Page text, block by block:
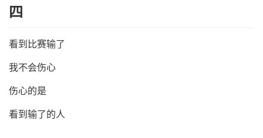
四
看到比赛输了
我不会伤心
伤心的是
看到输了的人